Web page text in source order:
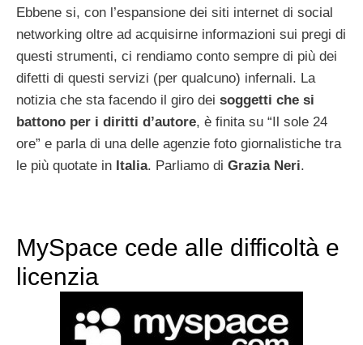
Ebbene si, con l’espansione dei siti internet di social
networking oltre ad acquisirne informazioni sui pregi di
questi strumenti, ci rendiamo conto sempre di più dei
difetti di questi servizi (per qualcuno) infernali. La
notizia che sta facendo il giro dei soggetti che si
battono per i diritti d’autore, è finita su “Il sole 24
ore” e parla di una delle agenzie foto giornalistiche tra
le più quotate in Italia. Parliamo di Grazia Neri.
MySpace cede alle difficoltà e
licenzia